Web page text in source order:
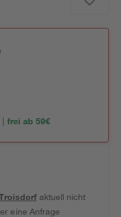
frei ab 59€
aktuell nicht
eine Anfrage